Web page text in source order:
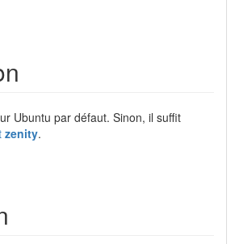
Ubuntu par défaut. Sinon, il suffit
zenity.